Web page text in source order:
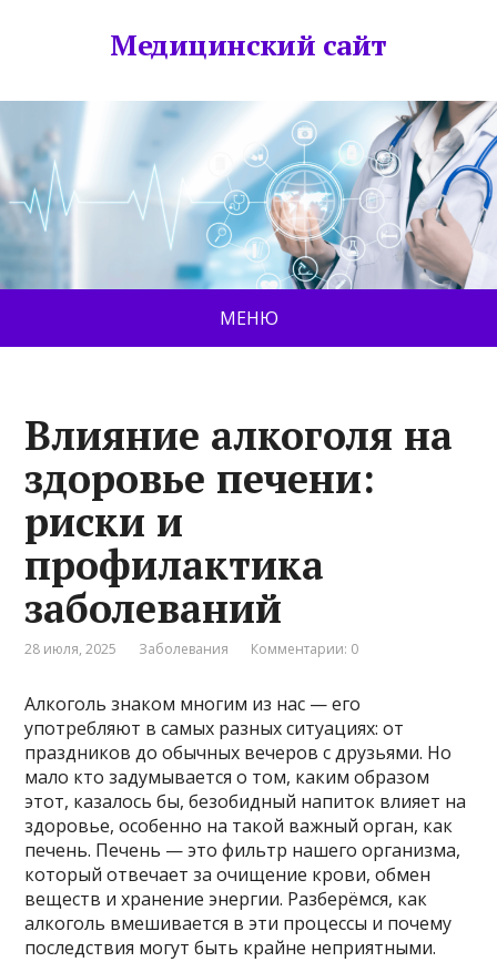
Медицинский сайт
МЕНЮ
Влияние алкоголя на
здоровье печени:
риски и
профилактика
заболеваний
28 июля, 2025 Заболевания Комментарии: 0
Алкоголь знаком многим из нас — его
употребляют в самых разных ситуациях: от
праздников до обычных вечеров с друзьями. Но
мало кто задумывается о том, каким образом
этот, казалось бы, безобидный напиток влияет на
здоровье, особенно на такой важный орган, как
печень. Печень — это фильтр нашего организма,
который отвечает за очищение крови, обмен
веществ и хранение энергии. Разберёмся, как
алкоголь вмешивается в эти процессы и почему
последствия могут быть крайне неприятными.